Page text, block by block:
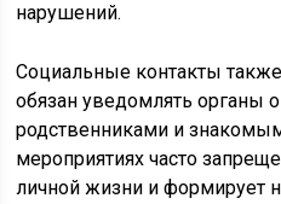
нарушений.
Социальные контакты
обязан уведомлять органы о
родственниками и
мероприятиях часто
личной жизни и формирует